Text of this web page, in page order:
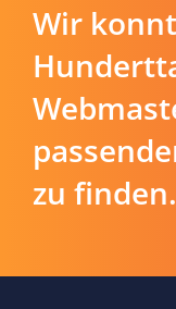
Wir
zu finden.